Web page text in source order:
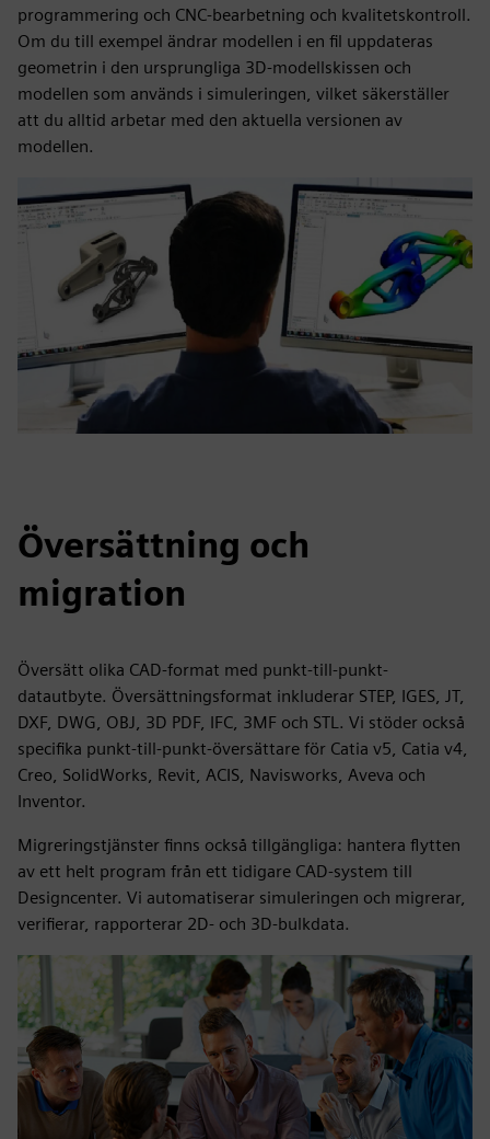
programmering och CNC-bearbetning och kvalitetskontroll.
Om du till exempel ändrar modellen i en fil uppdateras
geometrin i den ursprungliga 3D-modellskissen och
modellen som används i simuleringen, vilket säkerställer
att du alltid arbetar med den aktuella versionen av
modellen.
Översättning och
migration
Översätt olika CAD-format med punkt-till-punkt-
datautbyte. Översättningsformat inkluderar STEP, IGES, JT,
DXF, DWG, OBJ, 3D PDF, IFC, 3MF och STL. Vi stöder också
specifika punkt-till-punkt-översättare för Catia v5, Catia v4,
Creo, SolidWorks, Revit, ACIS, Navisworks, Aveva och
Inventor.
Migreringstjänster finns också tillgängliga: hantera flytten
av ett helt program från ett tidigare CAD-system till
Designcenter. Vi automatiserar simuleringen och migrerar,
verifierar, rapporterar 2D- och 3D-bulkdata.